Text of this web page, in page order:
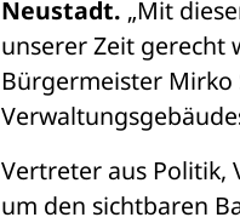
Neustadt. „Mit
unserer Zeit gerecht
Bürgermeister Mirko
Vertreter aus Politik,
um den sichtbaren